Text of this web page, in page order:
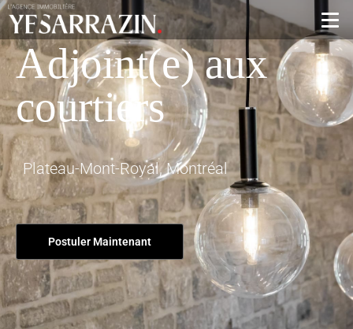
Adjoint(e) aux
courtiers
Plateau-Mont-Royal, Montréal
Postuler Maintenant